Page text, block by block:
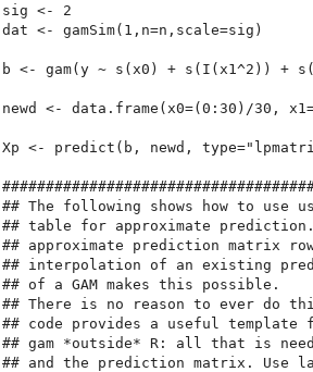
sig <- 2
dat <- gamSim(1,n=n,scale=sig)
b <- gam(y ~ s(x0) + s(I(x1^2)) +
newd <- data.frame(x0=(0:30)/30,
Xp <- predict(b, newd,
## The following shows how to use
## table for approximate
## approximate prediction matrix
## interpolation of an existing
## of a GAM makes this possible.
## There is no reason to ever do
## code provides a useful
## gam *outside* R: all that is
## and the prediction matrix. Use